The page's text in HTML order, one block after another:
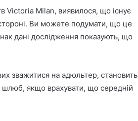
Victoria Milan, виявилося, що існує
Ви можете подумати, що це
дані дослідження показують, що
зважитися на адюльтер, становить
шлюб, якщо врахувати, що середній